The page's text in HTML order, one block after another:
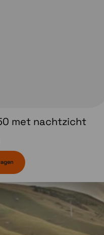
Navigatie
met nachtzicht